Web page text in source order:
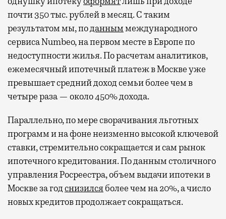
почти 350 тыс. рублей в месяц. С таким
результатом мы, поданныммеждународного
сервиса Numbeo, на первом месте в Европе по
недоступности жилья. По расчетам аналитиков,
ежемесячный ипотечный платеж в Москве уже
превышает средний доход семьи более чем в
четыре раза — около 450% дохода.
Параллельно, по мере сворачивания льготных
программ и на фоне неизменно высокой ключевой
ставки, стремительно сокращается и сам рынок
ипотечного кредитования. По данным столичного
управления Росреестра, объем выдачи ипотеки в
Москве за годснизилсяболее чем на 20%, а число
новых кредитов продолжает сокращаться.